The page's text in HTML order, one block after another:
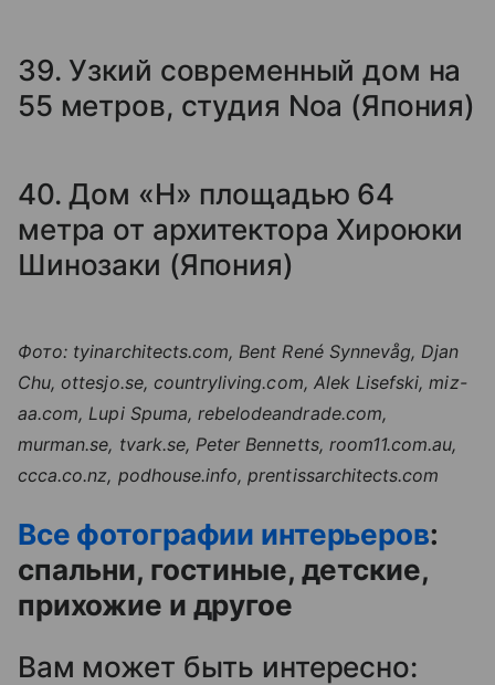
39. Узкий современный дом на
55 метров, студия Noa (Япония)
40. Дом «Н» площадью 64
метра от архитектора Хироюки
Шинозаки (Япония)
Фото: tyinarchitects.com, Bent René Synnevåg, Djan
Chu, ottesjo.se, countryliving.com, Alek Lisefski, miz-
aa.com, Lupi Spuma, rebelodeandrade.com,
murman.se, tvark.se, Peter Bennetts, room11.com.au,
ccca.co.nz, podhouse.info, prentissarchitects.com
Все фотографии интерьеров:
спальни, гостиные, детские,
прихожие и другое
Вам может быть интересно: